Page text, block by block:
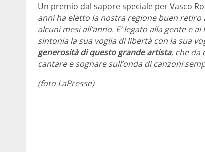
Un premio dal sapore speciale per Vasco
anni ha eletto la nostra regione buen
alcuni mesi all’anno. E’ legato alla gente e
sintonia la sua voglia di libertà con la sua
generosità di questo grande artista, che da
cantare e sognare sull’onda di canzoni
(foto LaPresse)